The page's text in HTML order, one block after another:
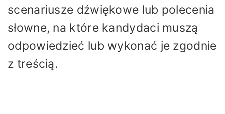
scenariusze dźwiękowe lub polecenia
słowne, na które kandydaci muszą
odpowiedzieć lub wykonać je zgodnie
z treścią.